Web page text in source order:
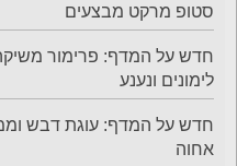
סטופ מרקט מבצעים
חדש על המדף: פרימור
לימונים ונענע
חדש על המדף: עוגת דבש
אחוה